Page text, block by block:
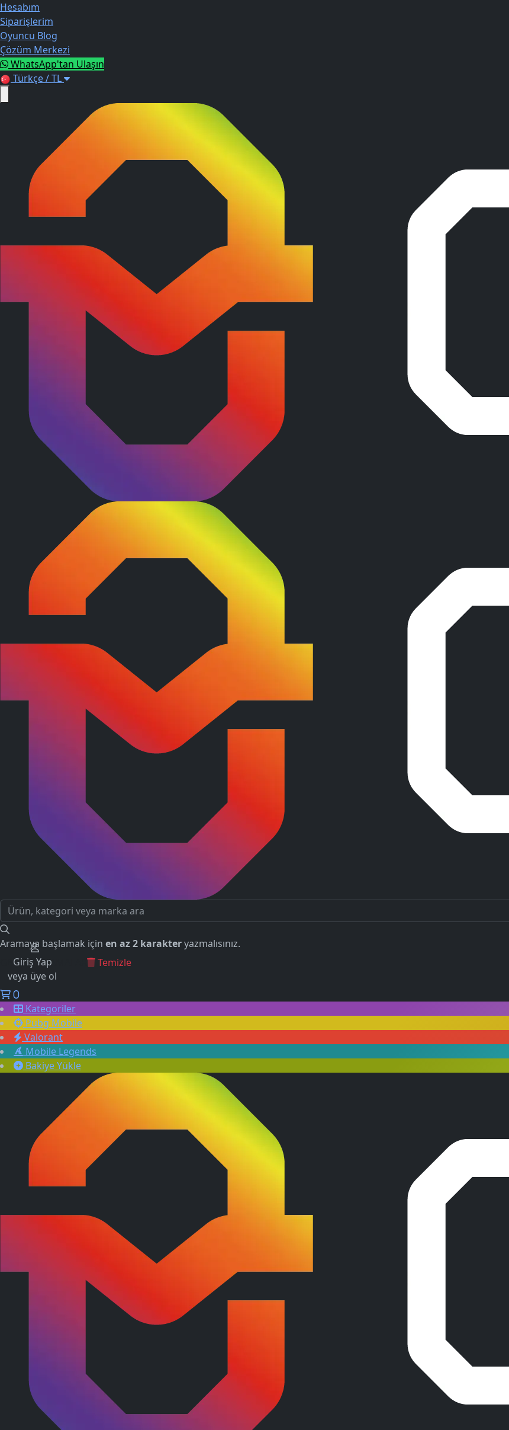
Hesabım
Siparişlerim
Oyuncu Blog
Çözüm Merkezi
WhatsApp'tan Ulaşın
Türkçe / TL
Aramaya başlamak için en az 2 karakteryazmalısınız.
GEÇMİŞ ARAMALAR
Temizle
Giriş Yap
veya üye ol
0
Kategoriler
Pubg Mobile
Valorant
Mobile Legends
Bakiye Yükle